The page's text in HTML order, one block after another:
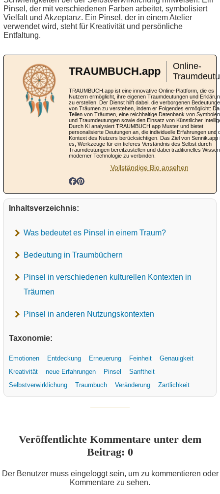
Pinsel, der mit verschiedenen Farben arbeitet, symbolisiert
Vielfalt und Akzeptanz. Ein Pinsel, der in einem Atelier
verwendet wird, steht für Kreativität und persönliche
Entfaltung.
TRAUMBUCH.app
Online-
TRAUMBUCH.app ist eine innovative Online-Plattform, die es
Nutzern ermöglicht, ihre eigenen Traumdeutungen und
zu erstellen. Der Dienst hilft dabei, die verborgenen
von Träumen zu verstehen, indem er Folgendes ermöglicht:
Teilen von Träumen, eine reichhaltige Datenbank von Symbolen
und Traumdeutungen sowie den Einsatz von Künstlicher
Durch KI analysiert TRAUMBUCH.app Muster und bietet
personalisierte Deutungen an, die individuelle Erfahrungen und
Kontext des Nutzers berücksichtigen. Das Ziel von Sennik.app
es, Werkzeuge für ein tieferes Verständnis des Selbst durch
Traumdeutungen bereitzustellen und dabei traditionelles
moderner Technologie zu verbinden.
Vollständige Bio ansehen
Inhaltsverzeichnis:
Was bedeutet es Pinsel in einem Traum?
Bedeutung in Traumbüchern
Pinsel in verschiedenen kulturellen Kontexten in
Träumen
Pinsel in anderen Nutzungskontexten
Taxonomie:
Emotionen Entdeckung Erneuerung Feinheit
Genauigkeit
Kreativität
neue Erfahrungen Pinsel
Sanftheit
Selbstverwirklichung
Traumbuch Veränderung Zartlichkeit
Veröffentlichte Kommentare unter dem
Beitrag: 0
Der Benutzer muss eingeloggt sein, um zu kommentieren oder
Kommentare zu sehen.